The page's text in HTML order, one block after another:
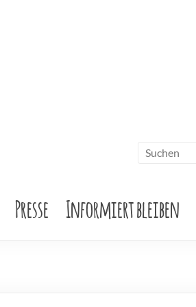
Presse Informiert bleiben